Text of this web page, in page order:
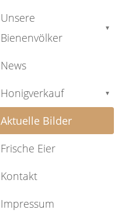
Unsere
Bienenvölker
▼
News
Honigverkauf
▼
Aktuelle Bilder
Frische Eier
Kontakt
Impressum